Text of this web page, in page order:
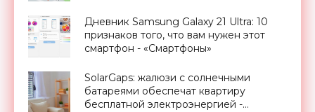
Дневник Samsung Galaxy 21 Ultra: 10
признаков того, что вам нужен этот
смартфон - «Смартфоны»
SolarGaps: жалюзи с солнечными
батареями обеспечат квартиру
бесплатной электроэнергией -